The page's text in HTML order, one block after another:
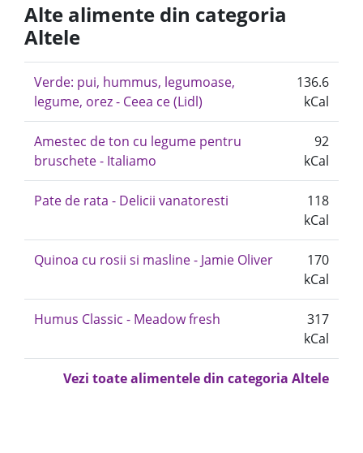
Alte alimente din categoria
Altele
Verde: pui, hummus, legumoase,
legume, orez - Ceea ce (Lidl)
136.6
kCal
Amestec de ton cu legume pentru
bruschete - Italiamo
92
kCal
Pate de rata - Delicii vanatoresti
118
kCal
Quinoa cu rosii si masline - Jamie Oliver
170
kCal
Humus Classic - Meadow fresh
317
kCal
Vezi toate alimentele din categoria Altele